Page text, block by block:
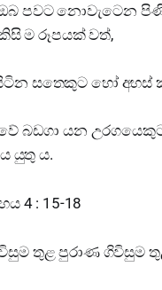
ඔබ පවට නොවැටෙන
ම රූපයක් වත්,
සතෙකුට හෝ
බඩගා යන
යුතු ය.
4 : 15-18
තුළ පුරාණ ගිවිසුම